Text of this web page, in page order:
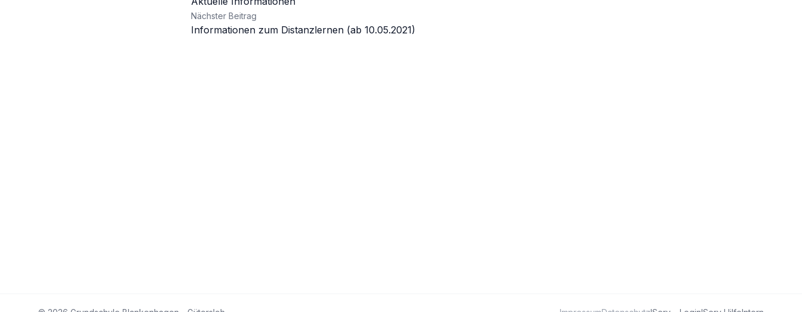
Nächster Beitrag
Informationen zum Distanzlernen (ab 10.05.2021)